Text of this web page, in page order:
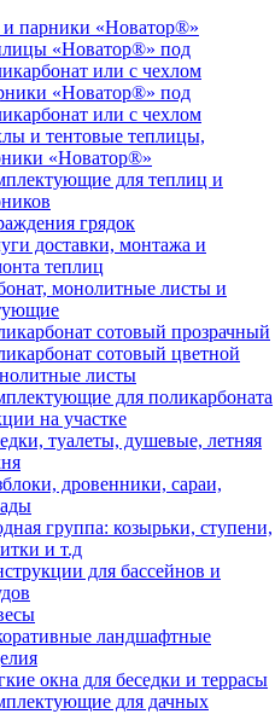
парники «Новатор®»
«Новатор®» под
или с чехлом
«Новатор®» под
или с чехлом
и тентовые теплицы,
«Новатор®»
для теплиц и
грядок
доставки, монтажа и
теплиц
монолитные листы и
сотовый прозрачный
сотовый цветной
листы
для поликарбоната
на участке
туалеты, душевые, летняя
дровенники, сараи,
группа: козырьки, ступени,
и т.д
для бассейнов и
ландшафтные
окна для беседки и террасы
для дачных